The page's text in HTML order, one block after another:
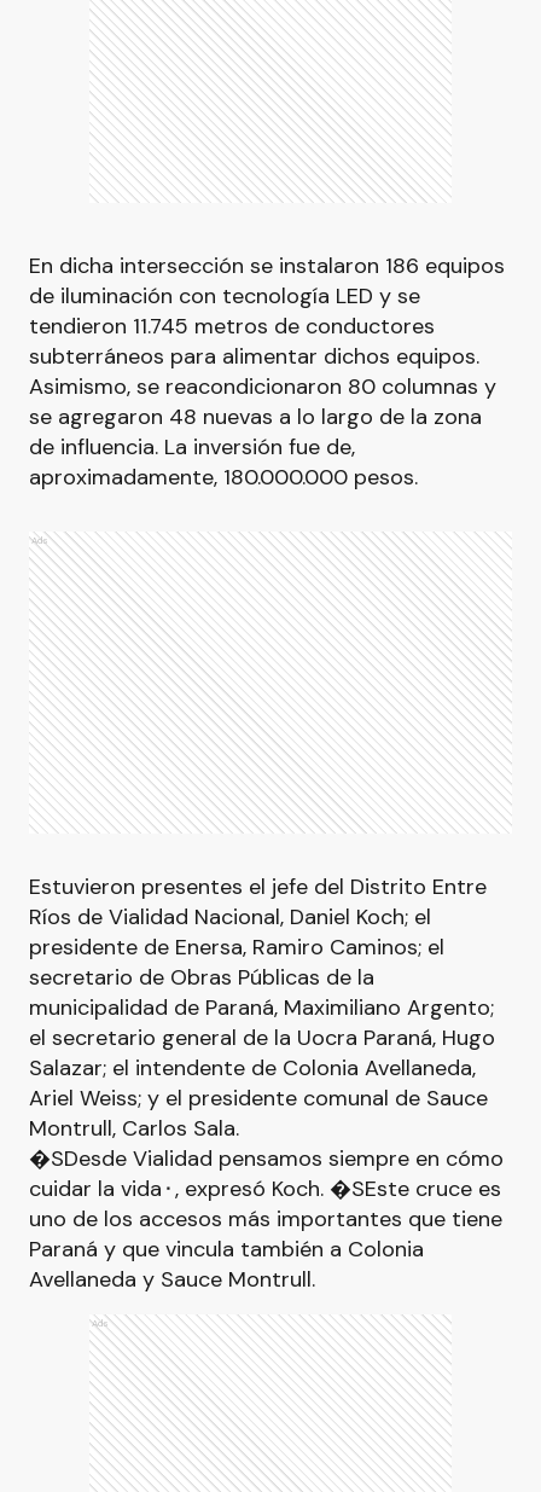
En dicha intersección se instalaron 186 equipos
de iluminación con tecnología LED y se
tendieron 11.745 metros de conductores
subterráneos para alimentar dichos equipos.
Asimismo, se reacondicionaron 80 columnas y
se agregaron 48 nuevas a lo largo de la zona
de influencia. La inversión fue de,
aproximadamente, 180.000.000 pesos.
Ads
Estuvieron presentes el jefe del Distrito Entre
Ríos de Vialidad Nacional, Daniel Koch; el
presidente de Enersa, Ramiro Caminos; el
secretario de Obras Públicas de la
municipalidad de Paraná, Maximiliano Argento;
el secretario general de la Uocra Paraná, Hugo
Salazar; el intendente de Colonia Avellaneda,
Ariel Weiss; y el presidente comunal de Sauce
Montrull, Carlos Sala.
�SDesde Vialidad pensamos siempre en cómo
cuidar la vida⬝, expresó Koch. �SEste cruce es
uno de los accesos más importantes que tiene
Paraná y que vincula también a Colonia
Avellaneda y Sauce Montrull.
Ads